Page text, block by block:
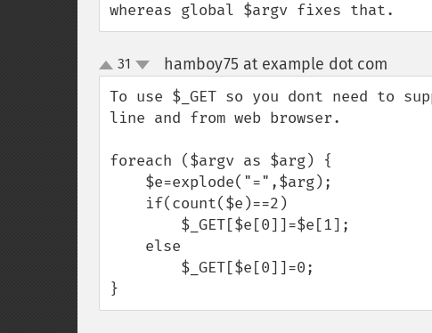
whereas global $argv fixes that.
up
down
31 hamboy75 at example dot com
To use $_GET so you dont need to
line and from web browser.
foreach ($argv as $arg) {
}